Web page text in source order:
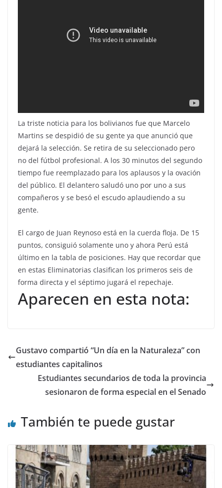
La triste noticia para los bolivianos fue que Marcelo
Martins se despidió de su gente ya que anunció que
dejará la selección. Se retira de su seleccionado pero
no del fútbol profesional. A los 30 minutos del segundo
tiempo fue reemplazado para los aplausos y la ovación
del público. El delantero saludó uno por uno a sus
compañeros y se besó el escudo aplaudiendo a su
gente.
El cargo de Juan Reynoso está en la cuerda floja. De 15
puntos, consiguió solamente uno y ahora Perú está
último en la tabla de posiciones. Hay que recordar que
en estas Eliminatorias clasifican los primeros seis de
forma directa y el séptimo jugará el repechaje.
Aparecen en esta nota:
Gustavo compartió “Un día en la Naturaleza” con
estudiantes capitalinos
Estudiantes secundarios de toda la provincia
sesionaron de forma especial en el Senado
También te puede gustar